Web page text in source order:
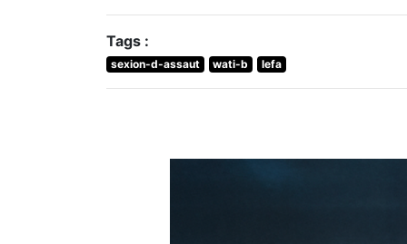
Tags :
sexion-d-assaut wati-b lefa